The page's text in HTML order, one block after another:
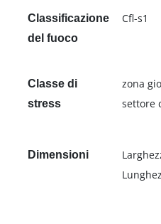
Classificazione
del fuoco
Cfl-s1
Classe di
stress
zona
settore
Dimensioni